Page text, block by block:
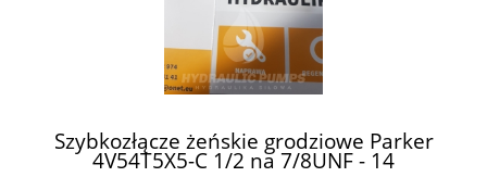
Szybkozłącze żeńskie grodziowe Parker
4V54T5X5-C 1/2 na 7/8UNF - 14